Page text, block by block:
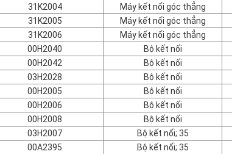
31K2004
Máy kết nối góc thẳng
31K2005
Máy kết nối góc thẳng
31K2006
Máy kết nối góc thẳng
00H2040
Bộ kết nối
00H2042
Bộ kết nối
03H2028
Bộ kết nối
00H2005
Bộ kết nối
00H2006
Bộ kết nối
00H2008
Bộ kết nối
03H2007
Bộ kết nối; 35
00A2395
Bộ kết nối; 35